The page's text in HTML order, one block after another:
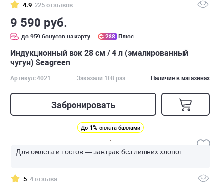
4.9 225 отзывов
9 590 руб.
до 959 бонусов на карту 288 Плюс
Индукционный вок 28 см / 4 л (эмалированный
чугун) Seagreen
Артикул: 4021 Заказали 108 раз Наличие в магазинах
Забронировать
До 1% оплата баллами
Для омлета и тостов — завтрак без лишних хлопот
5 4 отзыва